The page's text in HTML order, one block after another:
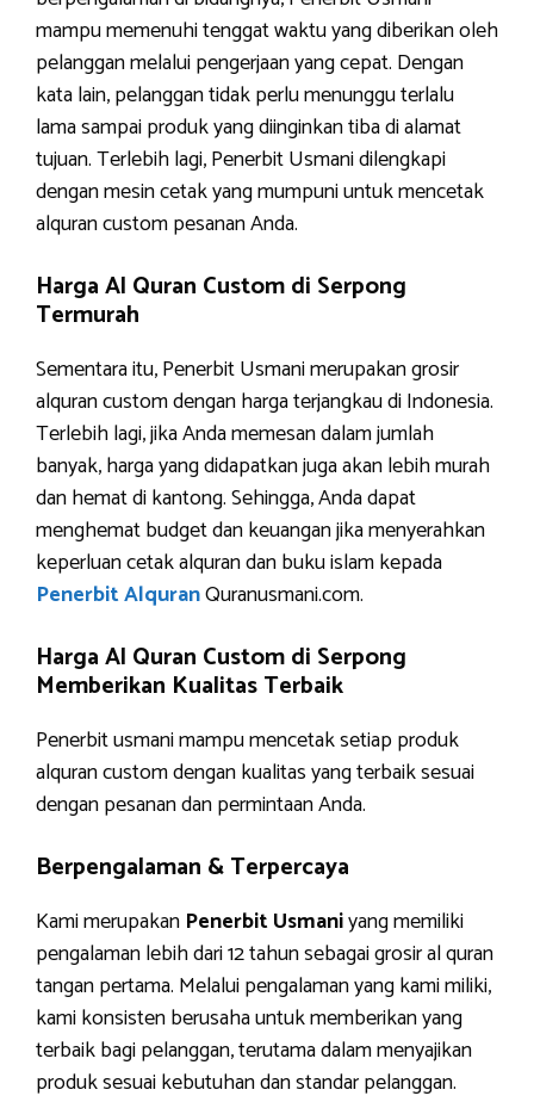
mampu memenuhi tenggat waktu yang diberikan oleh
pelanggan melalui pengerjaan yang cepat. Dengan
kata lain, pelanggan tidak perlu menunggu terlalu
lama sampai produk yang diinginkan tiba di alamat
tujuan. Terlebih lagi, Penerbit Usmani dilengkapi
dengan mesin cetak yang mumpuni untuk mencetak
alquran custom pesanan Anda.
Harga Al Quran Custom di Serpong
Termurah
Sementara itu, Penerbit Usmani merupakan grosir
alquran custom dengan harga terjangkau di Indonesia.
Terlebih lagi, jika Anda memesan dalam jumlah
banyak, harga yang didapatkan juga akan lebih murah
dan hemat di kantong. Sehingga, Anda dapat
menghemat budget dan keuangan jika menyerahkan
keperluan cetak alquran dan buku islam kepada
Penerbit AlquranQuranusmani.com.
Harga Al Quran Custom di Serpong
Memberikan Kualitas Terbaik
Penerbit usmani mampu mencetak setiap produk
alquran custom dengan kualitas yang terbaik sesuai
dengan pesanan dan permintaan Anda.
Berpengalaman & Terpercaya
Kami merupakan Penerbit Usmaniyang memiliki
pengalaman lebih dari 12 tahun sebagai grosir al quran
tangan pertama. Melalui pengalaman yang kami miliki,
kami konsisten berusaha untuk memberikan yang
terbaik bagi pelanggan, terutama dalam menyajikan
produk sesuai kebutuhan dan standar pelanggan.